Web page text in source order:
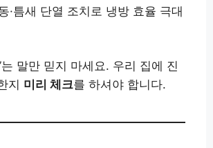
·틈새 단열 조치로 냉방 효율 극대
는 말만 믿지 마세요. 우리 집에 진
지 미리 체크를 하셔야 합니다.